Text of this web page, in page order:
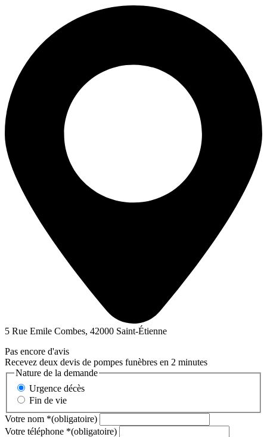
5 Rue Emile Combes, 42000 Saint-Étienne
Pas encore d'avis
Recevez deux devis de pompes funèbres en 2 minutes
Nature de la demande
Urgence décès
Fin de vie
Votre nom *(obligatoire)
Votre téléphone *(obligatoire)